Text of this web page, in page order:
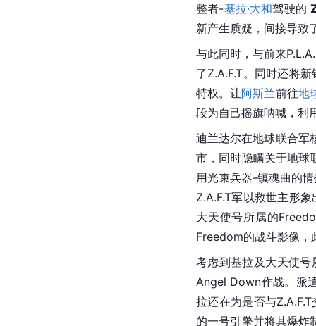
整者-基拉·大和驾驶的
新产生质疑，间接导致
与此同时，与前来
了Z.A.F.T。同时还将
特权。让阿斯兰前往地
段为自己摇旗呐喊，利
迪兰达尔在地球联合军
市，同时隐瞒关于地
用光束兵器-镇魂曲的
Z.A.F.T军以救世主形
大天使号所属的
Freedom的战斗影像，
考虑到基拉及大天使
Angel Down作战。派
拉还在为是否与
的一号引擎并将其爆